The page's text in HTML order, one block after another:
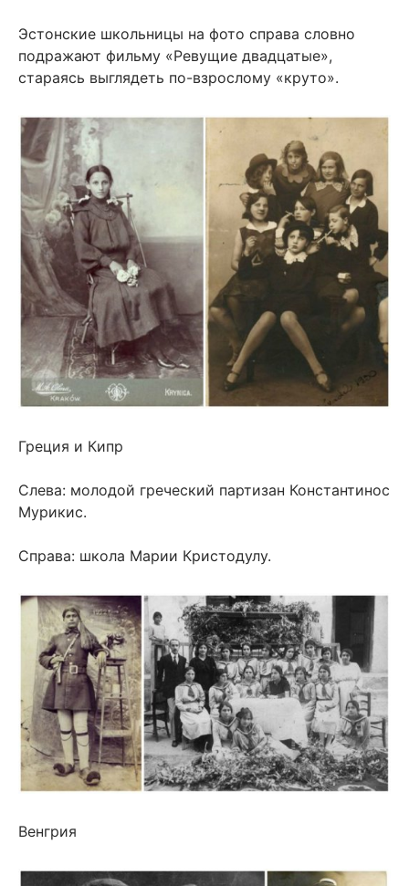
Эстонские школьницы на фото справа словно
подражают фильму «Ревущие двадцатые»,
стараясь выглядеть по-взрослому «круто».
Греция и Кипр
Слева: молодой греческий партизан Константинос
Мурикис.
Справа: школа Марии Кристодулу.
Венгрия